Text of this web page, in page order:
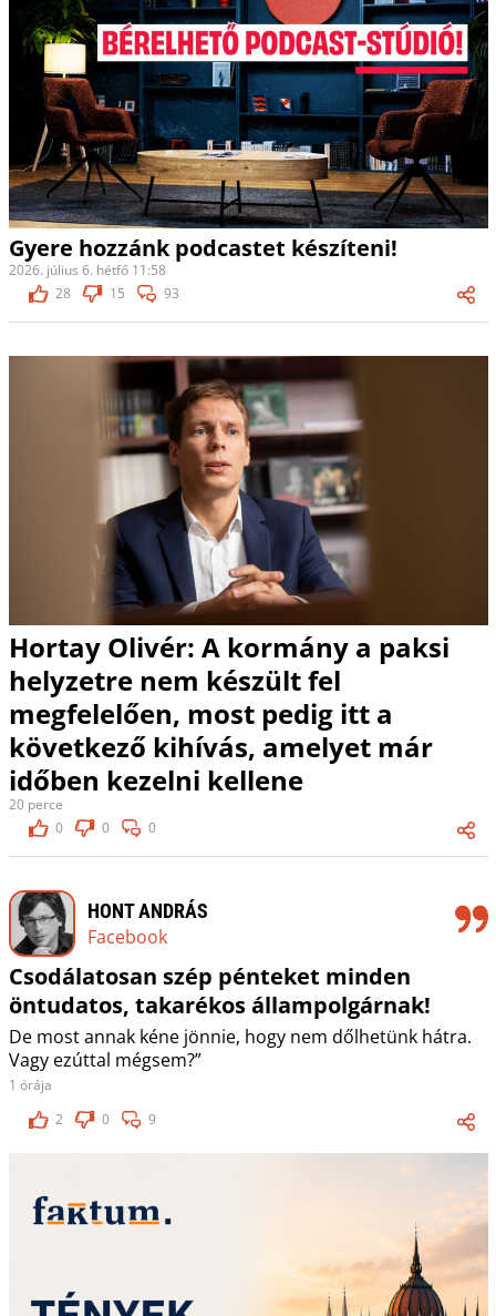
Gyere hozzánk podcastet készíteni!
2026. július 6. hétfő 11:58
28
15 93
Hortay Olivér: A kormány a paksi
helyzetre nem készült fel
megfelelően, most pedig itt a
következő kihívás, amelyet már
időben kezelni kellene
20 perce
0
0 0
HONT ANDRÁS
Facebook
Csodálatosan szép pénteket minden
öntudatos, takarékos állampolgárnak!
De most annak kéne jönnie, hogy nem dőlhetünk hátra.
Vagy ezúttal mégsem?”
1 órája
2
0 9